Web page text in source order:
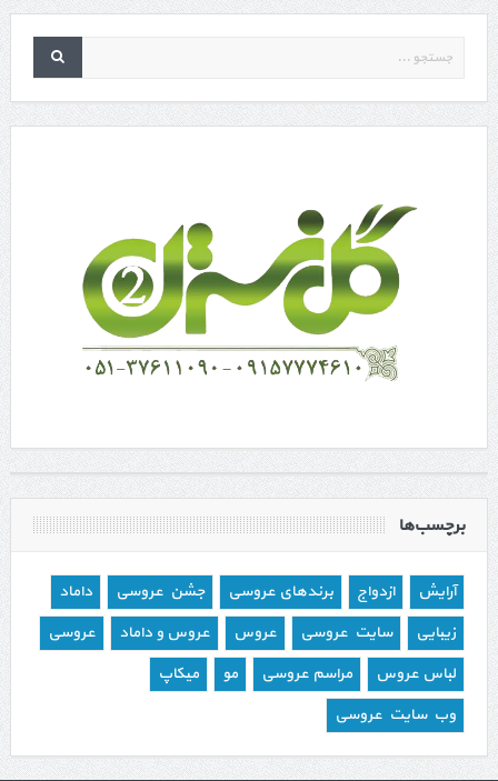
برچسب‌ها
آرایش ازدواج برندهای عروسی جشن عروسی
داماد
زیبایی
سایت عروسی عروس عروس و داماد
عروسی
لباس عروس
مراسم عروسی مو
میکاپ
وب سایت عروسی